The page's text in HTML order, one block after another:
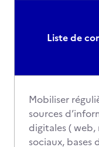
Liste de
Mobiliser
sources
digitales ( web,
sociaux, bases